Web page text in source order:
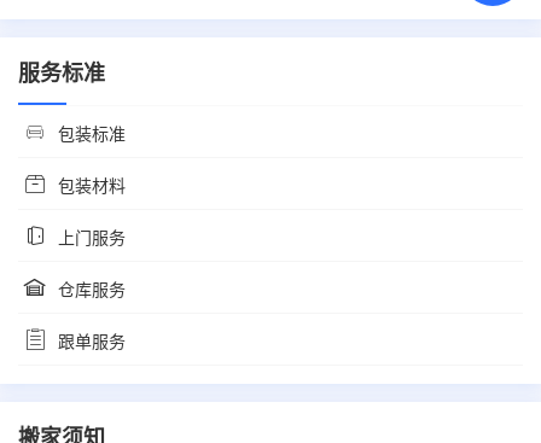
服务标准
包装标准
包装材料
上门服务
仓库服务
跟单服务
搬家须知